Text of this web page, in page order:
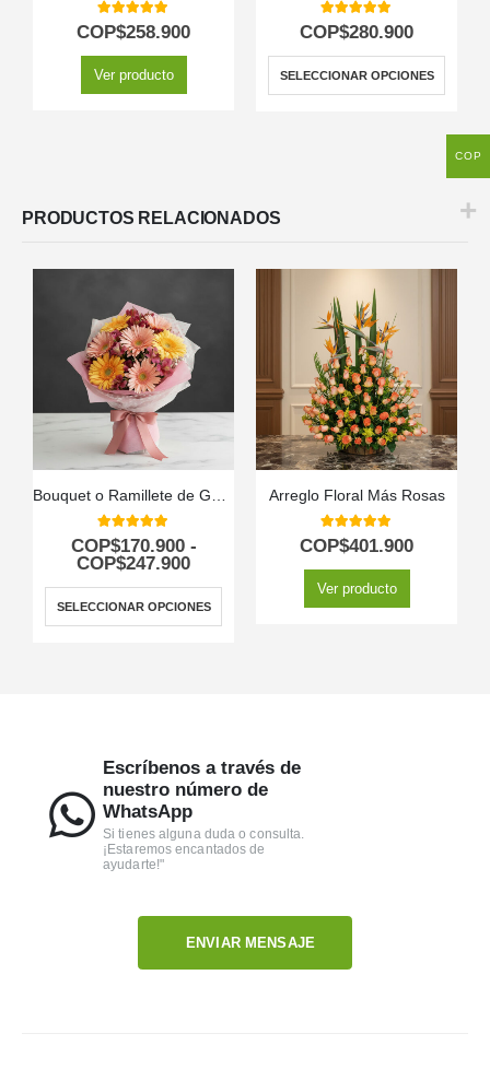
5.00out of 5
COP$258.900
Ver producto
5.00out of 5
COP$280.900
SELECCIONAR OPCIONES
PRODUCTOS RELACIONADOS
5.00out of 5
COP$170.900 -
COP$247.900
SELECCIONAR OPCIONES
Arreglo Floral Más Rosas
5.00out of 5
COP$401.900
Ver producto
Escríbenos a través de
nuestro número de
WhatsApp
Si tienes alguna duda o consulta.
¡Estaremos encantados de
ayudarte!"
ENVIAR MENSAJE
COP